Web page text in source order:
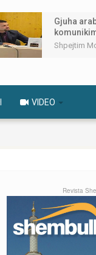
Gjuha
Shpejtim
VIDEO
Revista